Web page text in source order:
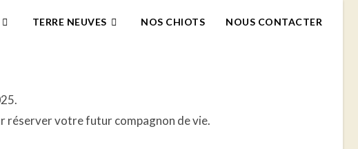
TERRE NEUVES NOS CHIOTS NOUS CONTACTER
réserver votre futur compagnon de vie.